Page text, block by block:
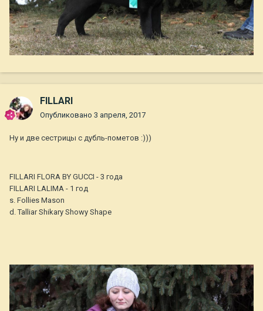
FILLARI
Опубликовано 3 апреля, 2017
Ну и две сестрицы с дубль-пометов :)))
FILLARI FLORA BY GUCCI - 3 года
FILLARI LALIMA - 1 год
s. Follies Mason
d. Talliar Shikary Showy Shape